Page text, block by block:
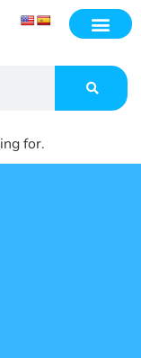
for.